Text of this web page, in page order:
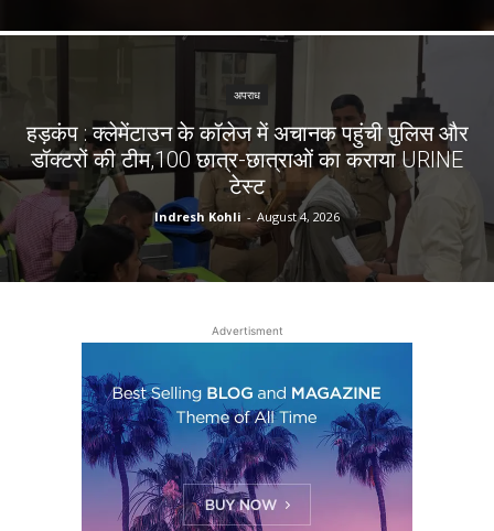
अपराध
हड़कंप : क्लेमेंटाउन के कॉलेज में अचानक पहुंची पुलिस और
डॉक्टरों की टीम,100 छात्र-छात्राओं का कराया URINE
टेस्ट
Indresh Kohli - August 4, 2026
Advertisment